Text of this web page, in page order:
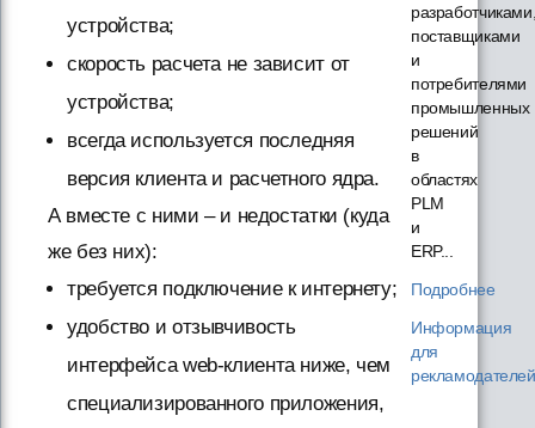
устройства;
скорость расчета не зависит от
устройства;
всегда используется последняя
версия клиента и расчетного ядра.
А вместе с ними – и недостатки (куда
же без них):
требуется подключение к интернету;
удобство и отзывчивость
интерфейса web-клиента ниже, чем
специализированного приложения,
поставщиками
и
потребителями
промышленных
решений
в
областях
PLM
и
ERP...
Подробнее
Информация
для
рекламодателей